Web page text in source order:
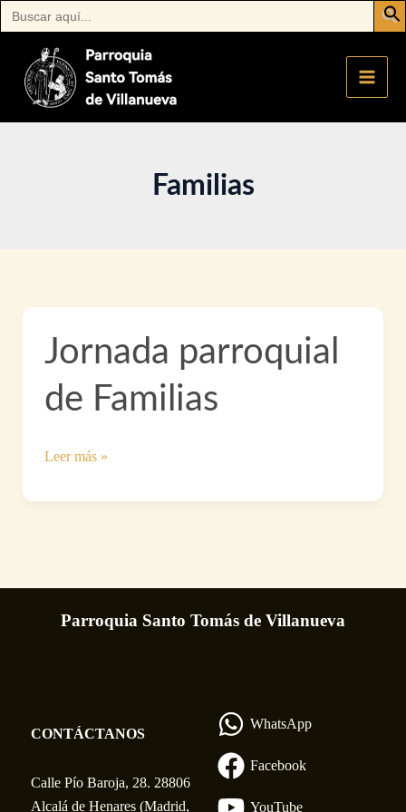
Buscar:
contenido
Familias
Jornada parroquial
de Familias
Jornada
de
Leer más »
Parroquia Santo Tomás de Villanueva
CONTÁCTANOS
Calle Pío Baroja, 28. 28806
Alcalá de Henares (Madrid,
WhatsApp
Facebook
YouTube